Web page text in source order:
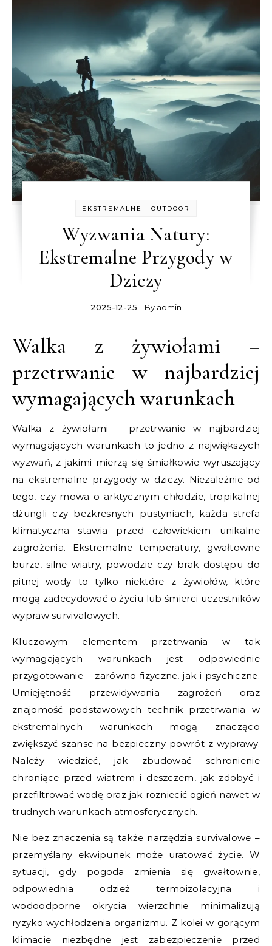
EKSTREMALNE I OUTDOOR
Wyzwania Natury:
Ekstremalne Przygody w
Dziczy
2025-12-25 - By admin
Walka z żywiołami –
przetrwanie w najbardziej
wymagających warunkach
Walka z żywiołami – przetrwanie w najbardziej
wymagających warunkach to jedno z największych
wyzwań, z jakimi mierzą się śmiałkowie wyruszający
na ekstremalne przygody w dziczy. Niezależnie od
tego, czy mowa o arktycznym chłodzie, tropikalnej
dżungli czy bezkresnych pustyniach, każda strefa
klimatyczna stawia przed człowiekiem unikalne
zagrożenia. Ekstremalne temperatury, gwałtowne
burze, silne wiatry, powodzie czy brak dostępu do
pitnej wody to tylko niektóre z żywiołów, które
mogą zadecydować o życiu lub śmierci uczestników
wypraw survivalowych.
Kluczowym elementem przetrwania w tak
wymagających warunkach jest odpowiednie
przygotowanie – zarówno fizyczne, jak i psychiczne.
Umiejętność przewidywania zagrożeń oraz
znajomość podstawowych technik przetrwania w
ekstremalnych warunkach mogą znacząco
zwiększyć szanse na bezpieczny powrót z wyprawy.
Należy wiedzieć, jak zbudować schronienie
chroniące przed wiatrem i deszczem, jak zdobyć i
przefiltrować wodę oraz jak rozniecić ogień nawet w
trudnych warunkach atmosferycznych.
Nie bez znaczenia są także narzędzia survivalowe –
przemyślany ekwipunek może uratować życie. W
sytuacji, gdy pogoda zmienia się gwałtownie,
odpowiednia odzież termoizolacyjna i
wodoodporne okrycia wierzchnie minimalizują
ryzyko wychłodzenia organizmu. Z kolei w gorącym
klimacie niezbędne jest zabezpieczenie przed